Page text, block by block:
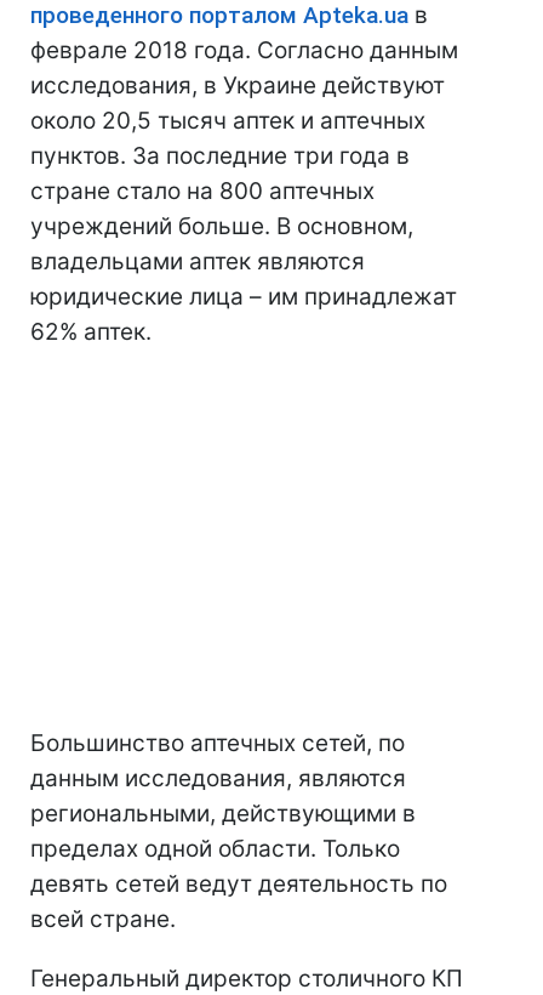
проведенного порталом Apteka.ua в
феврале 2018 года. Согласно данным
исследования, в Украине действуют
около 20,5 тысяч аптек и аптечных
пунктов. За последние три года в
стране стало на 800 аптечных
учреждений больше. В основном,
владельцами аптек являются
юридические лица – им принадлежат
62% аптек.
Большинство аптечных сетей, по
данным исследования, являются
региональными, действующими в
пределах одной области. Только
девять сетей ведут деятельность по
всей стране.
Генеральный директор столичного КП